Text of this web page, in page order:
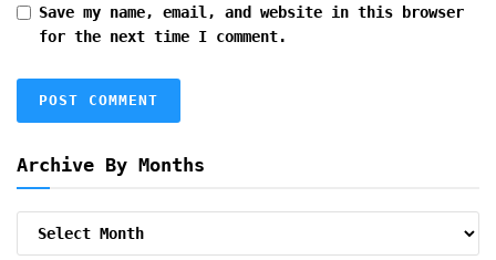
Save my name, email, and website in this browser
for the next time I comment.
Archive By Months
Archive